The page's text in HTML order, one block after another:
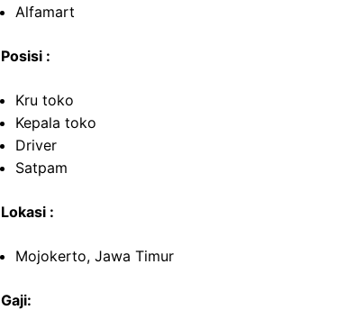
Alfamart
Posisi :
Kru toko
Kepala toko
Driver
Satpam
Lokasi :
Mojokerto, Jawa Timur
Gaji: